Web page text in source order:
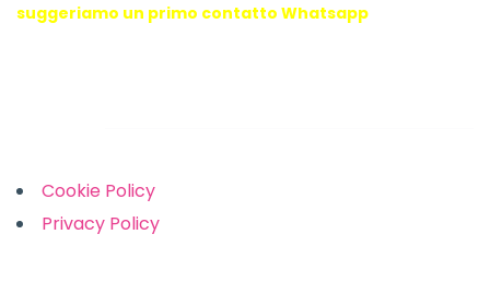
suggeriamo un primo contatto Whatsapp
Cookie Policy
Privacy Policy